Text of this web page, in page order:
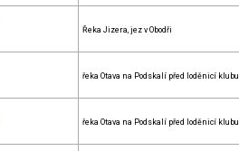
Řeka Jizera, jez v Obodři
řeka Otava na Podskalí před loděnicí klubu
řeka Otava na Podskalí před loděnicí klubu